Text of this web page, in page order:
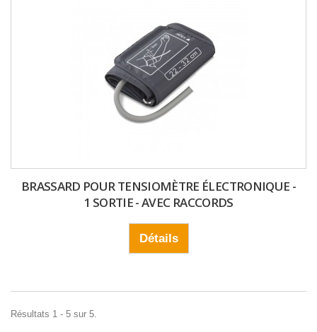
BRASSARD POUR TENSIOMÈTRE ÉLECTRONIQUE -
1 SORTIE - AVEC RACCORDS
Détails
Résultats 1 - 5 sur 5.